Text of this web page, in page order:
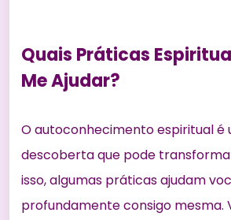
Quais Práticas
Me Ajudar?
O autoconhecimento espiritual é
descoberta que pode
isso, algumas práticas ajudam
profundamente consigo mesma.